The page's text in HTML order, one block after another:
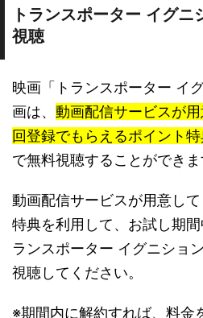
トランスポーター イグ
視聴
映画「トランスポーター イ
画は、 動画配信サービスが
回登録でもらえるポイント
で無料視聴することができま
動画配信サービスが用意し
特典を利用して、お試し期
ランスポーター イグニショ
視聴してください。
※期間内に解約すれば、料金